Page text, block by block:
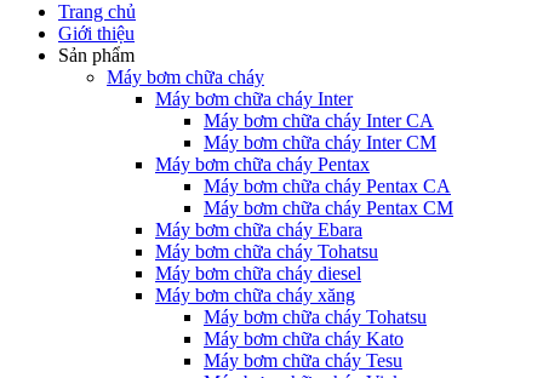
Trang chủ
Giới thiệu
Sản phẩm
Máy bơm chữa cháy
Máy bơm chữa cháy Inter
Máy bơm chữa cháy Inter CA
Máy bơm chữa cháy Inter CM
Máy bơm chữa cháy Pentax
Máy bơm chữa cháy Pentax CA
Máy bơm chữa cháy Pentax CM
Máy bơm chữa cháy Ebara
Máy bơm chữa cháy Tohatsu
Máy bơm chữa cháy diesel
Máy bơm chữa cháy xăng
Máy bơm chữa cháy Tohatsu
Máy bơm chữa cháy Kato
Máy bơm chữa cháy Tesu